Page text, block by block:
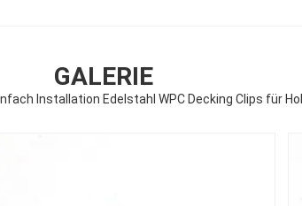
GALERIE
Installation Edelstahl WPC Decking Clips für